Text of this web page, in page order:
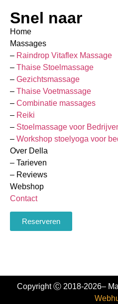
Snel naar
Home
Massages
– Raindrop Vitaflex Massage
– Thaise Stoelmassage
– Gezichtsmassage
– Thaise Voetmassage
– Combinatie massages
– Reiki
– Stoelmassage voor
– Workshop stoelyoga voor
Over Della
– Tarieven
– Reviews
Webshop
Contact
Reserveren
Copyright Ⓒ 2018-2026–